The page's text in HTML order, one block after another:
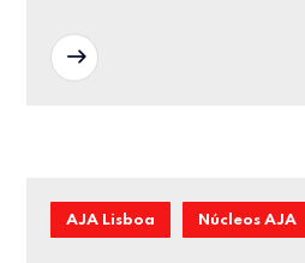
AJA Lisboa Núcleos AJA